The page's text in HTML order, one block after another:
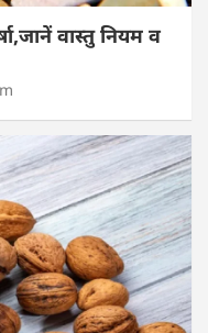
वास्तु नियम व